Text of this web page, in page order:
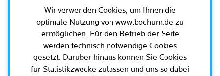
Wir verwenden Cookies, um Ihnen die
optimale Nutzung von www.bochum.de zu
ermöglichen. Für den Betrieb der Seite
werden technisch notwendige Cookies
gesetzt. Darüber hinaus können Sie Cookies
für Statistikzwecke zulassen und uns so dabei
Amtsblatt / Ausschreibungen / Ortsrecht
Haushalt
Arbeitgeberin Stadt Bochum
Oberbürgermeister und Verwaltungsvorstand
Geburt und Kindheit
Schule, (Aus-)Bildung und Studium
Arbeit und Rente
Dienstleistungen für Unternehmen
Oberbürgermeister, Bürgermeisterinnen und
Bürgermeister
Bezirksvertretungen
Wahlen in Bochum
BürgerEcho / Bochum-App
Bürgerkonferenzen
Bürgersprechstunden
Büro für Bürgerbeteiligung
Rund um Bochum
Ehrenamt
Radfahren in Bochum
Schnellnavigation